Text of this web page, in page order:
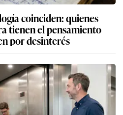
coinciden: quienes
tienen el pensamiento
por desinterés